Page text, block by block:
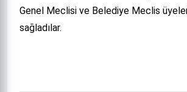
Genel Meclisi ve Belediye Meclis
sağladılar.